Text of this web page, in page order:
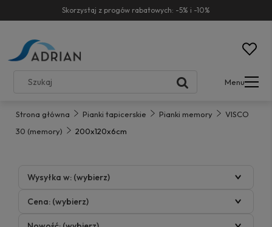
Skorzystaj z progów rabatowych: -5% i -10%
Menu
Strona główna Pianki tapicerskie Pianki memory
VISCO
30 (memory)
200x120x6cm
Wysyłka w: (wybierz)
Cena: (wybierz)